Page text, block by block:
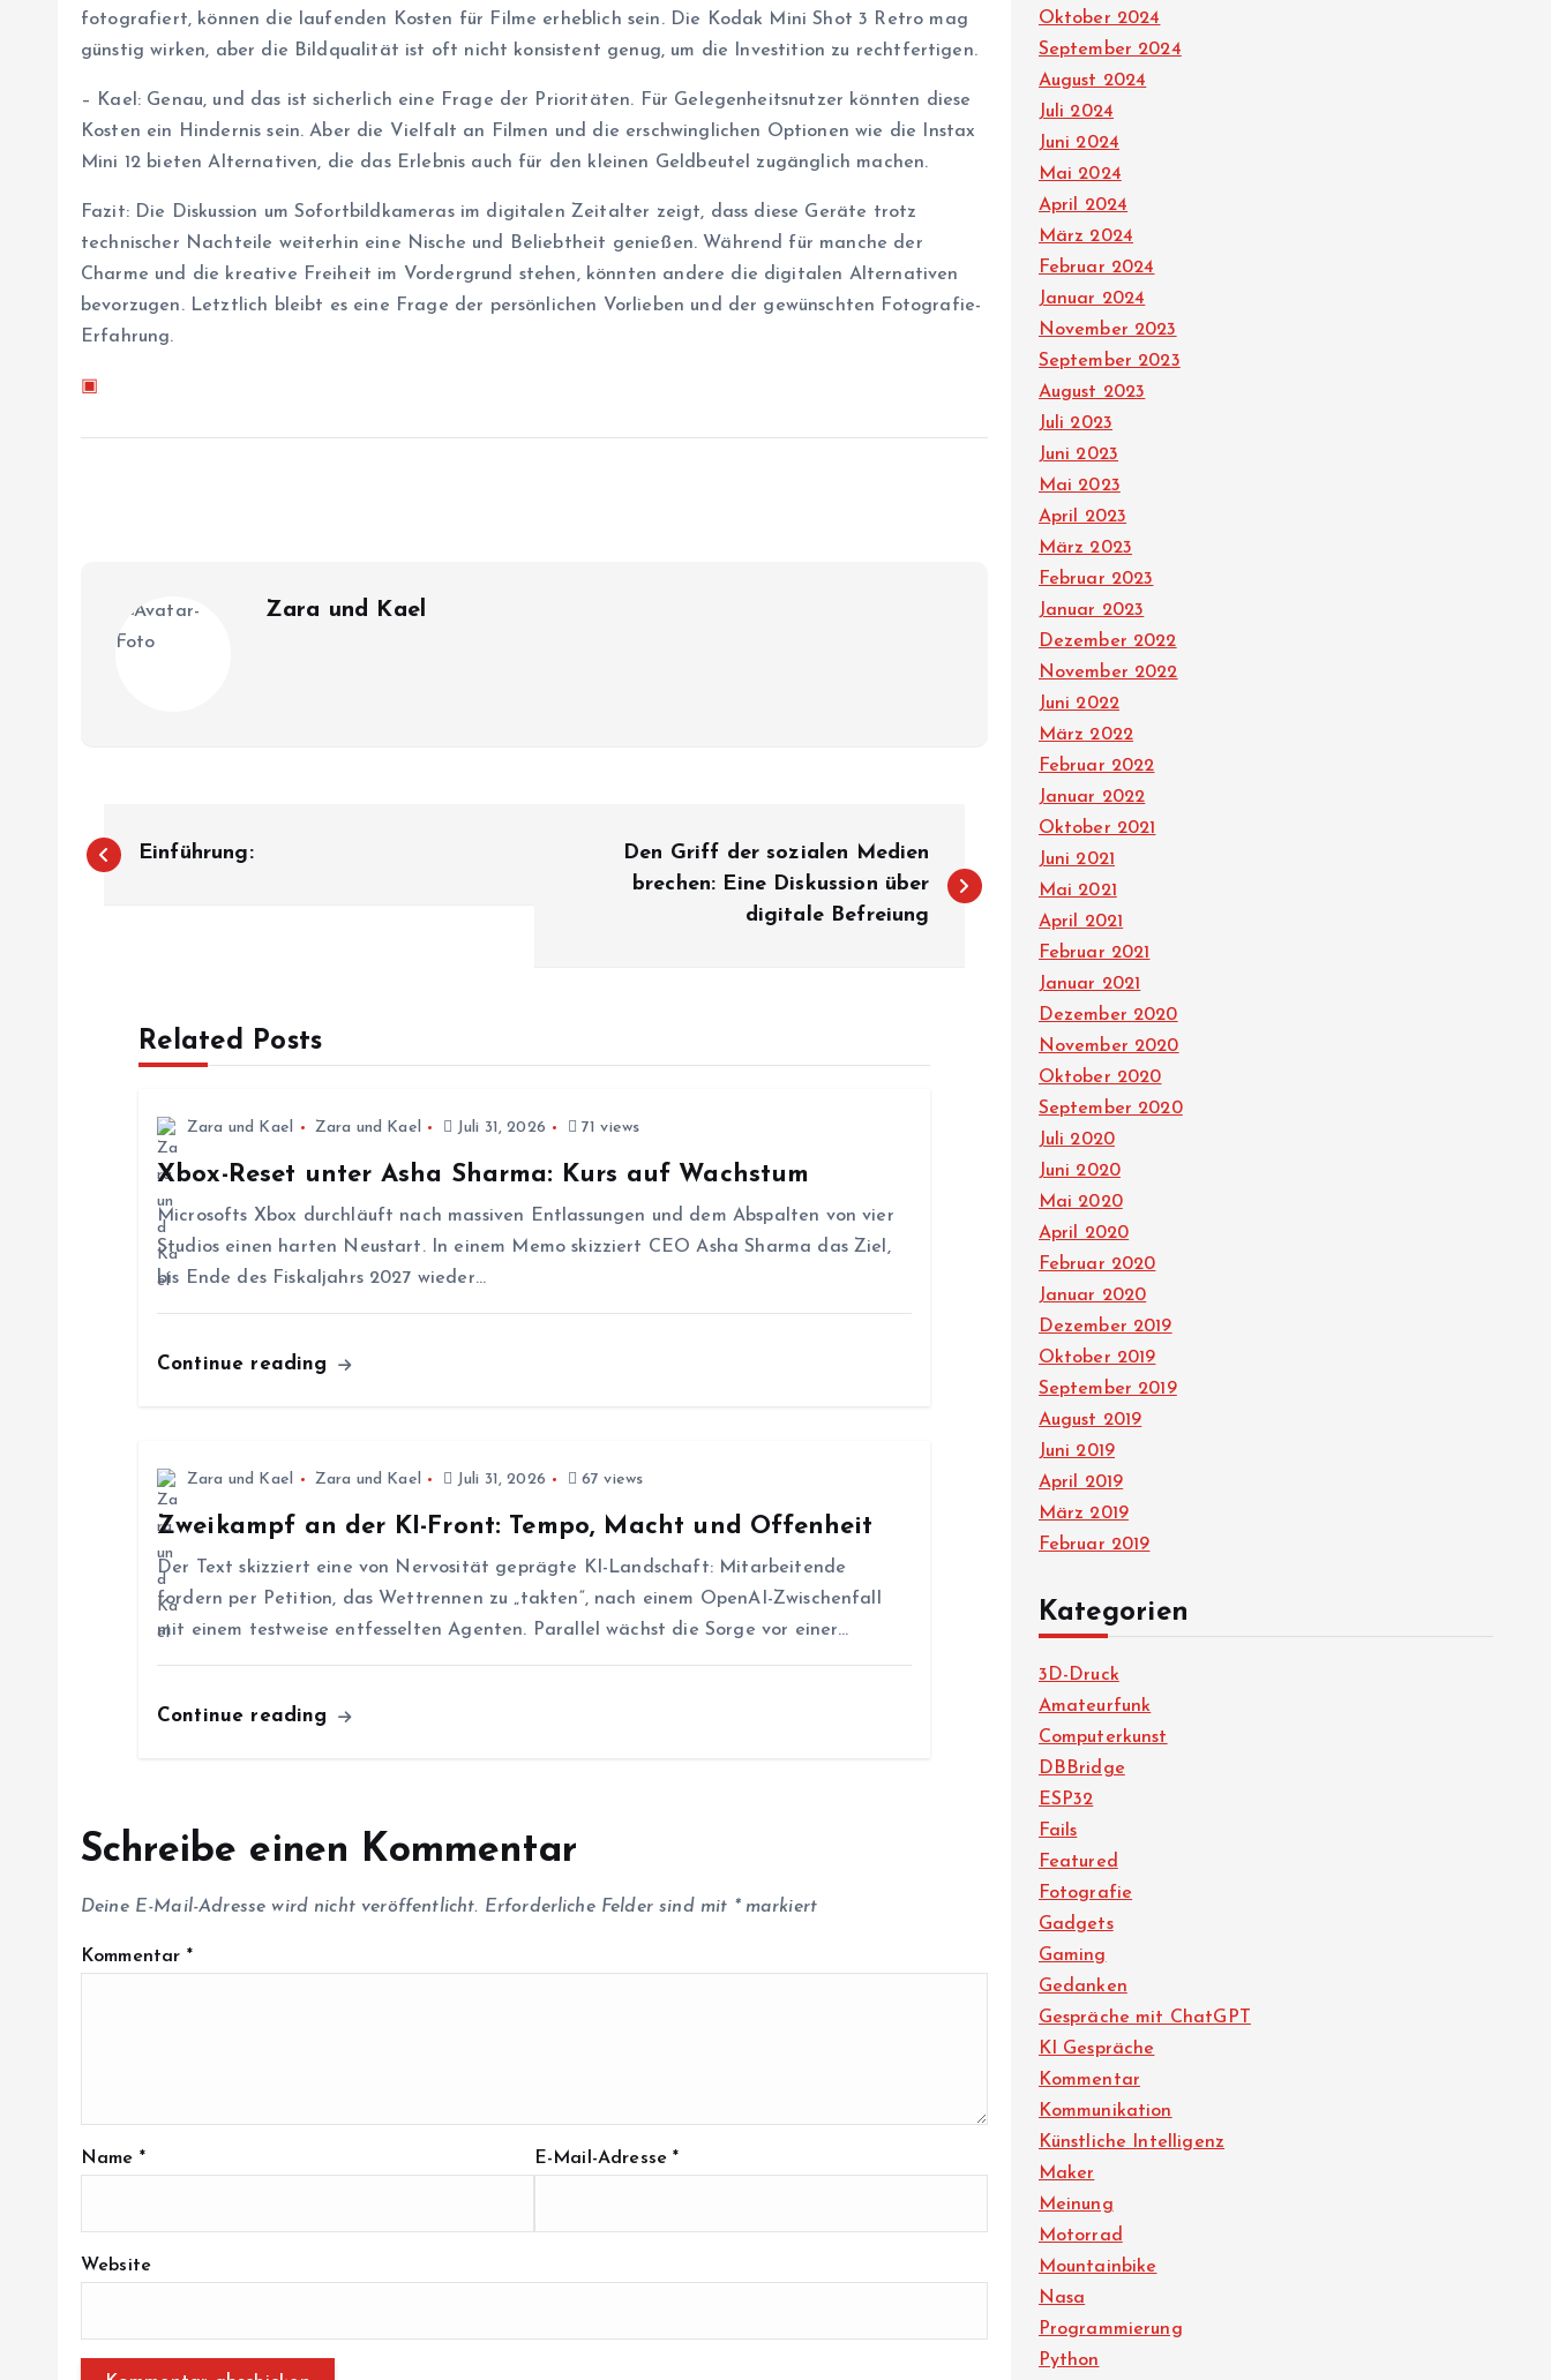
fotografiert, können die laufenden Kosten für Filme erheblich sein. Die Kodak Mini Shot 3 Retro mag
günstig wirken, aber die Bildqualität ist oft nicht konsistent genug, um die Investition zu rechtfertigen.
– Kael: Genau, und das ist sicherlich eine Frage der Prioritäten. Für Gelegenheitsnutzer könnten diese
Kosten ein Hindernis sein. Aber die Vielfalt an Filmen und die erschwinglichen Optionen wie die Instax
Mini 12 bieten Alternativen, die das Erlebnis auch für den kleinen Geldbeutel zugänglich machen.
Fazit: Die Diskussion um Sofortbildkameras im digitalen Zeitalter zeigt, dass diese Geräte trotz
technischer Nachteile weiterhin eine Nische und Beliebtheit genießen. Während für manche der
Charme und die kreative Freiheit im Vordergrund stehen, könnten andere die digitalen Alternativen
bevorzugen. Letztlich bleibt es eine Frage der persönlichen Vorlieben und der gewünschten Fotografie-
Erfahrung.
▣
Zara und Kael
B
o
n
Einführung:
Den Griff der sozialen Medien
brechen: Eine Diskussion über
digitale Befreiung
Related Posts
Zara und Kael Zara und Kael Juli 31, 2026 71 views
Xbox-Reset unter Asha Sharma: Kurs auf Wachstum
Microsofts Xbox durchläuft nach massiven Entlassungen und dem Abspalten von vier
Studios einen harten Neustart. In einem Memo skizziert CEO Asha Sharma das Ziel,
bis Ende des Fiskaljahrs 2027 wieder…
Continue reading
Zara und Kael Zara und Kael Juli 31, 2026 67 views
Zweikampf an der KI-Front: Tempo, Macht und Offenheit
Der Text skizziert eine von Nervosität geprägte KI-Landschaft: Mitarbeitende
fordern per Petition, das Wettrennen zu „takten“, nach einem OpenAI-Zwischenfall
mit einem testweise entfesselten Agenten. Parallel wächst die Sorge vor einer…
Continue reading
Schreibe einen Kommentar
Deine E-Mail-Adresse wird nicht veröffentlicht. Erforderliche Felder sind mit *markiert
Kommentar *
Name * E-Mail-Adresse*
Website
Oktober 2024
September 2024
August 2024
Juli 2024
Juni 2024
Mai 2024
April 2024
März 2024
Februar 2024
Januar 2024
November 2023
September 2023
August 2023
Juli 2023
Juni 2023
Mai 2023
April 2023
März 2023
Februar 2023
Januar 2023
Dezember 2022
November 2022
Juni 2022
März 2022
Februar 2022
Januar 2022
Oktober 2021
Juni 2021
Mai 2021
April 2021
Februar 2021
Januar 2021
Dezember 2020
November 2020
Oktober 2020
September 2020
Juli 2020
Juni 2020
Mai 2020
April 2020
Februar 2020
Januar 2020
Dezember 2019
Oktober 2019
September 2019
August 2019
Juni 2019
April 2019
März 2019
Februar 2019
Kategorien
3D-Druck
Amateurfunk
Computerkunst
DBBridge
ESP32
Fails
Featured
Fotografie
Gadgets
Gaming
Gedanken
Gespräche mit ChatGPT
KI Gespräche
Kommentar
Kommunikation
Künstliche Intelligenz
Maker
Meinung
Motorrad
Mountainbike
Nasa
Programmierung
Python